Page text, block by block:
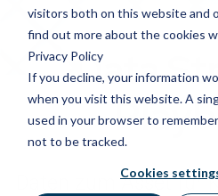
visitors both on this website and
find out more about the cookies
Privacy Policy
If you decline, your information
when you visit this website. A
used in your browser to
not to be tracked.
Cookies
Data
Daten zum Asset für